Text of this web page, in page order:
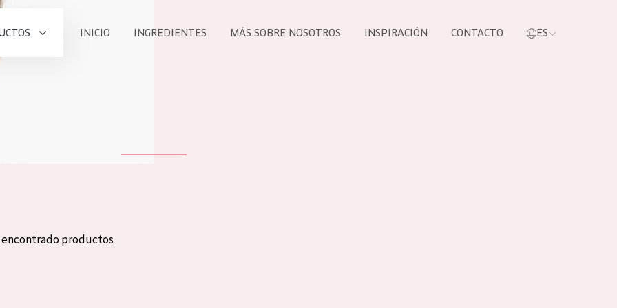
INICIO INGREDIENTES MÁS SOBRE NOSOTROS INSPIRACIÓN CONTACTO ES
encontrado productos